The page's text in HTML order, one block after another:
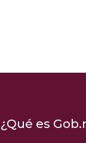
¿Qué es